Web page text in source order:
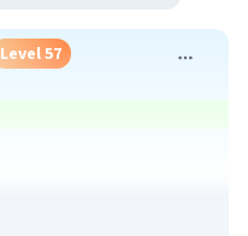
Level 57